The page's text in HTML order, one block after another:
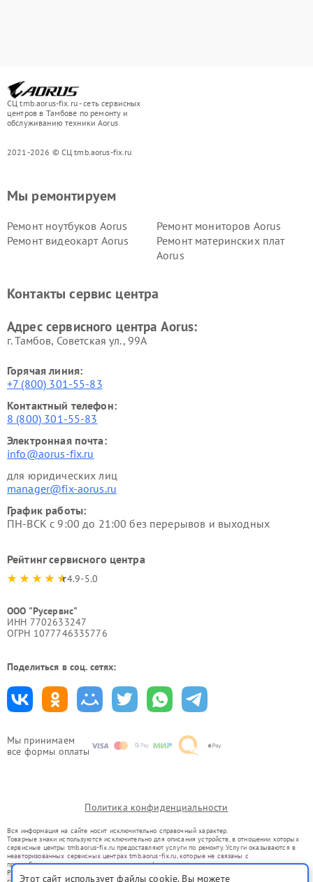
СЦ tmb.aorus-fix.ru - сеть сервисных
центров в Тамбове по ремонту и
обслуживанию техники Aorus
2021-2026 © СЦ tmb.aorus-fix.ru
Мы принимаем
все формы оплаты
Мы ремонтируем
Ремонт ноутбуков Aorus
Ремонт мониторов Aorus
Ремонт видеокарт Aorus
Ремонт материнских плат
Aorus
Контакты сервис центра
Адрес сервисного центра Aorus:
г. Тамбов, Советская ул., 99А
Горячая линия:
+7 (800) 301-55-83
Контактный телефон:
8 (800) 301-55-83
Электронная почта:
info@aorus-fix.ru
для юридических лиц
manager@fix-aorus.ru
График работы:
ПН-ВСК с 9:00 до 21:00 без перерывов и выходных
Рейтинг сервисного центра
4.9-5.0
ООО "Русервис"
ИНН 7702633247
ОГРН 1077746335776
Поделиться в соц. сетях:
Политика конфиденциальности
Вся информация на сайте носит исключительно справочный характер.
Товарные знаки используются исключительно для описания устройств, в отношении которых
сервисные центры tmb.aorus-fix.ru предоставляют услуги по ремонту. Услуги оказываются в
неавторизованных сервисных центрах tmb.aorus-fix.ru, которые не связаны с
правообладателями товарных знаков или их официальными представителями.
Ремонт осуществляется для устройств, уже введенных в гражданский оборот в соответствии
Этот сайт использует файлы cookie. Вы можете